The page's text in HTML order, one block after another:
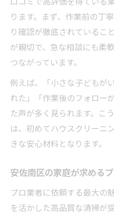
ります。まず、作業前の丁
り確認が徹底されているこ
が親切で、急な相談にも柔
つながっています。
例えば、「小さな子どもが
れた」「作業後のフォロー
た声が多く見られます。こ
は、初めてハウスクリーニ
きな安心材料となります。
安佐南区の家庭が求める
プロ業者に依頼する最大の
を活かした高品質な清掃が